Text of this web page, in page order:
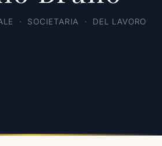
· SOCIETARIA · DEL LAVORO